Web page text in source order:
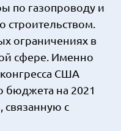
по газопроводу и
строительством.
ограничениях в
сфере. Именно
США
бюджета на 2021
связанную с